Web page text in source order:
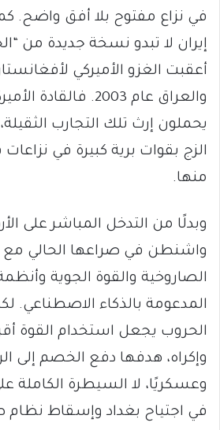
في نزاع مفتوح بلا أفق واضح.
إيران لا تبدو نسخة جديدة من
والعراق عام 2003.
يحملون إرث تلك التجارب الثقيلة،
الزج بقوات برية كبيرة في
منها.
وبدلًا من التدخل المباشر على
واشنطن في صراعها الحالي مع
الصاروخية والقوة الجوية
المدعومة بالذكاء الاصطناعي.
الحروب يجعل استخدام القوة
وإكراه، هدفها دفع الخصم إلى
وعسكريًا، لا السيطرة الكاملة
في اجتياح بغداد وإسقاط